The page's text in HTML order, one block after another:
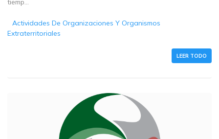
tiemp...
Actividades De Organizaciones Y Organismos
Extraterritoriales
LEER TODO